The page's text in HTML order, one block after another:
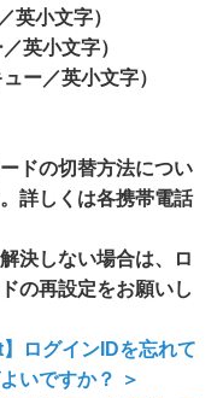
英小文字）
英小文字）
ー／英小文字）
ドの切替方法につい
詳しくは各携帯電話
決しない場合は、ロ
の再設定をお願いし
ログインIDを忘れて
いですか？ ＞